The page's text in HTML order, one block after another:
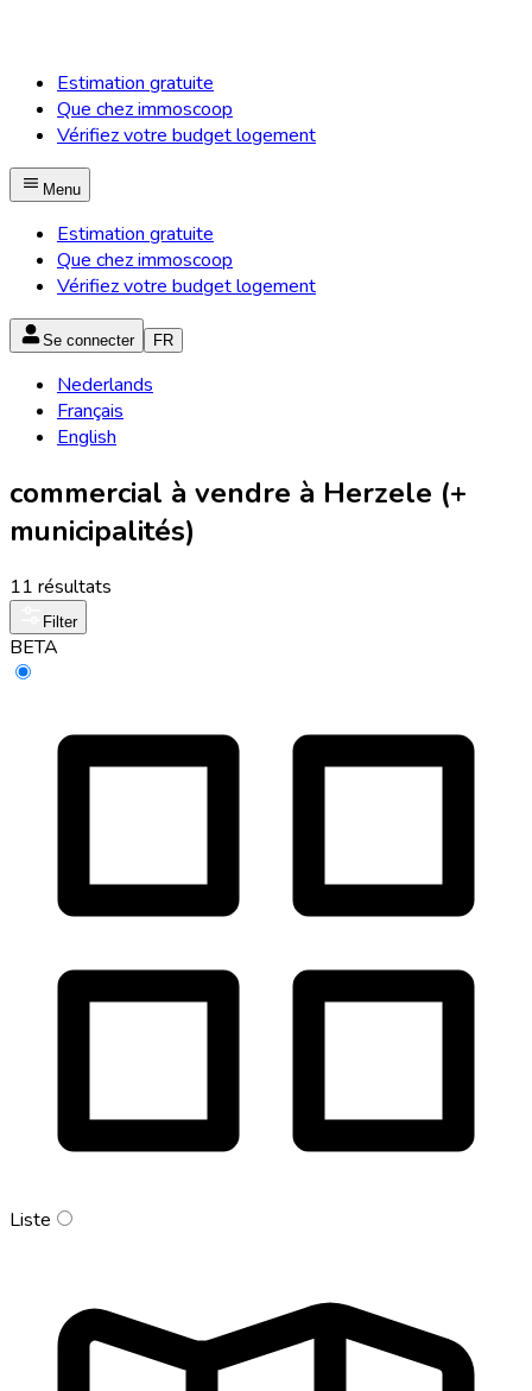
Estimation gratuite
Que chez immoscoop
Vérifiez votre budget logement
Menu
Estimation gratuite
Que chez immoscoop
Vérifiez votre budget logement
Se connecter FR
Nederlands
Français
English
commercial à vendre à Herzele (+
municipalités)
11 résultats
Filter
BETA
Liste